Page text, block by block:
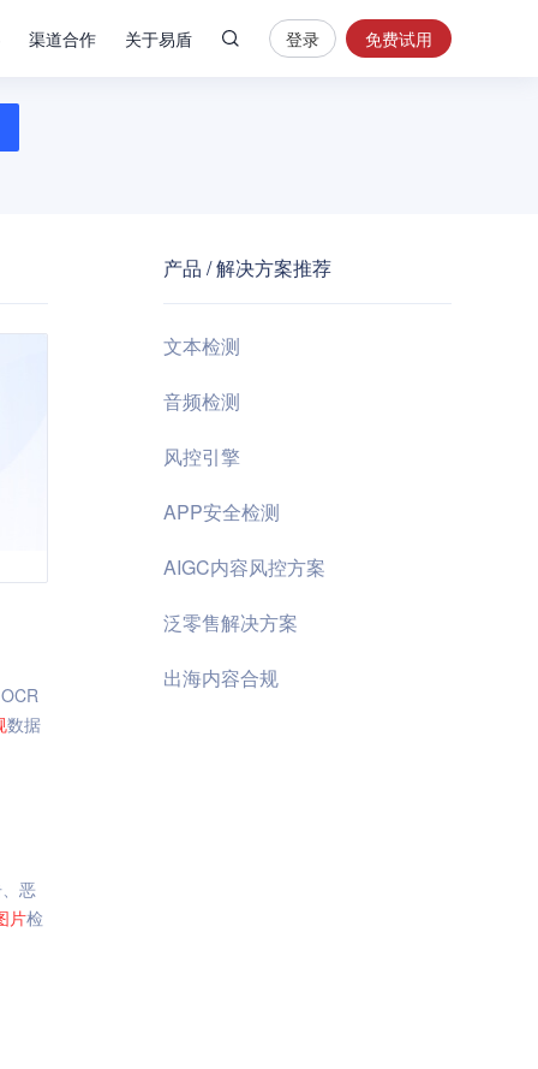
渠道合作 关于易盾
安
全
控
登录 免费试用
数据
恶
片检
产品 / 解决方案推荐
文本检测
音频检测
风控引擎
APP安全检测
AIGC内容风控方案
泛零售解决方案
出海内容合规